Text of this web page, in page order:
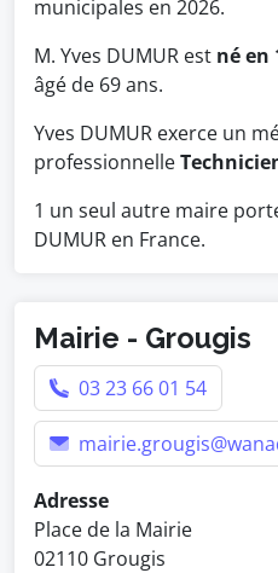
municipales en 2026.
M. Yves DUMUR est né en
âgé de 69 ans.
Yves DUMUR exerce un
professionnelle
1 un seul autre maire
DUMUR en France.
Mairie - Grougis
03 23 66 01 54
Adresse
Place de la Mairie
02110 Grougis